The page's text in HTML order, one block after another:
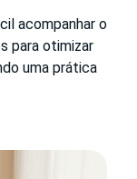
acompanhar o
para otimizar
uma prática